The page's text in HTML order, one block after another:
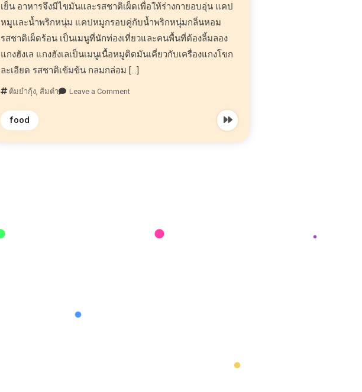
เย็น อาหารจึงมีไขมันและรสชาติเผ็ดเพื่อให้ร่างกายอบอุ่น แคป
หมูและน้ำพริกหนุ่ม แคปหมูกรอบคู่กับน้ำพริกหนุ่มกลิ่นหอม
รสชาติเผ็ดร้อน เป็นเมนูที่นักท่องเที่ยวและคนพื้นที่ต้องลิ้มลอง
แกงฮังเล แกงฮังเลเป็นเมนูเนื้อหมูติดมันเคี่ยวกับเครื่องแกงโขก
ละเอียด รสชาติเข้มข้น กลมกล่อม […]
ต้มยำกุ้ง ส้มตำ Leave a Comment
food